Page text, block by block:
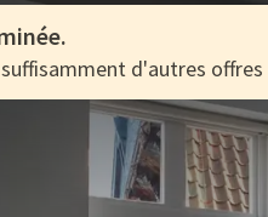
d'autres offres